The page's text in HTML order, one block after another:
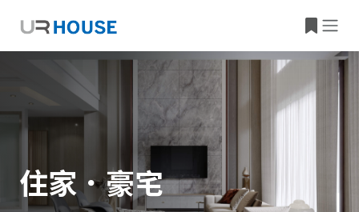
住家．豪宅